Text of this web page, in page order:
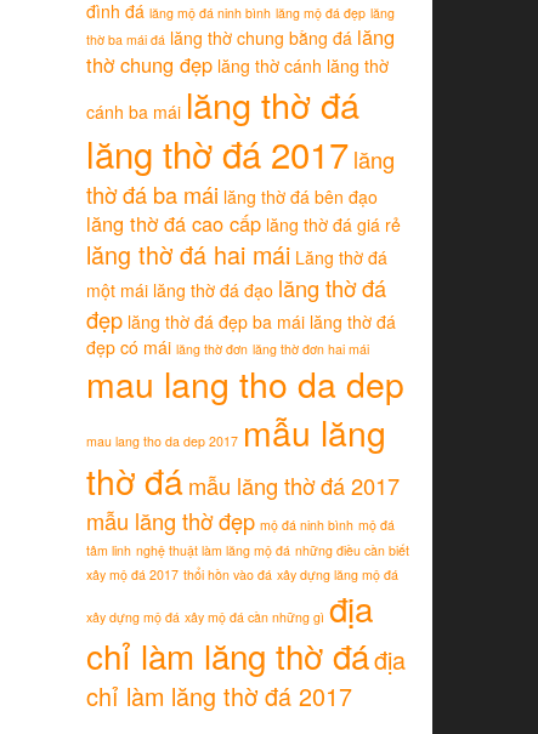
đình đá lăng mộ đá ninh bình lăng mộ đá đẹp lăng
thờ ba mái đá lăng thờ chung bằng đá lăng
thờ chung đẹp lăng thờ cánh lăng thờ
cánh ba mái lăng thờ đá
lăng thờ đá 2017lăng
thờ đá ba mái lăng thờ đá bên đạo
lăng thờ đá cao cấp lăng thờ đá giá rẻ
lăng thờ đá hai mái Lăng thờ đá
một mái lăng thờ đá đạo lăng thờ đá
đẹp lăng thờ đá đẹp ba mái lăng thờ đá
đẹp có mái lăng thờ đơn lăng thờ đơn hai mái
mau lang tho da dep
mau lang tho da dep 2017 mẫu lăng
thờ đámẫu lăng thờ đá 2017
mẫu lăng thờ đẹp mộ đá ninh bình mộ đá
tâm linh nghệ thuật làm lăng mộ đá những điều cần biết
xây mộ đá 2017 thổi hồn vào đá xây dựng lăng mộ đá
xây dựng mộ đá xây mộ đá cần những gì địa
chỉ làm lăng thờ đáđịa
chỉ làm lăng thờ đá 2017